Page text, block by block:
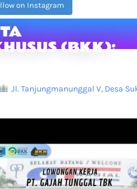
on Instagram
(BKK):
Jl. Tanjungmanunggal V, Desa